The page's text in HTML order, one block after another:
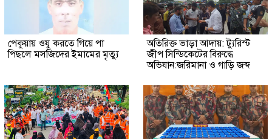
পেকুয়ায় ওযু করতে গিয়ে পা
পিছলে মসজিদের ইমামের মৃত্যু
অতিরিক্ত ভাড়া আদায়: ট্যুরিস্ট
জীপ সিন্ডিকেটের বিরুদ্ধে
অভিযান:জরিমানা ও গাড়ি জব্দ